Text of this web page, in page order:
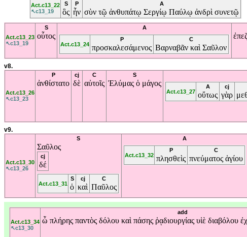
Act.c13_22
↖c13_19
S
ὃς
P
ἦν
A
σὺν τῷ ἀνθυπάτῳ Σεργίῳ Παύλῳ ἀνδρὶ συνετῷ
Act.c13_23
↖c13_19
S
οὗτος
A
Act.c13_24
P
προσκαλεσάμενος
C
Βαρναβᾶν καὶ Σαῦλον
v8.
Act.c13_26
↖c13_23
P
ἀνθίστατο
cj
δὲ
C
αὐτοῖς
S
Ἐλύμας ὁ μάγος
Act.c13_27
A
οὕτως
cj
γὰρ
v9.
Act.c13_30
↖c13_26
S
Σαῦλος
cj
δέ
Act.c13_31
S
ὁ
cj
καὶ
C
Παῦλος
A
Act.c13_32
P
πλησθεὶς
C
πνεύματος ἁγίου
Act.c13_34
↖c13_30
add
ὦ πλήρης παντὸς δόλου καὶ πάσης ῥᾳδιουργίας υἱὲ διαβόλου